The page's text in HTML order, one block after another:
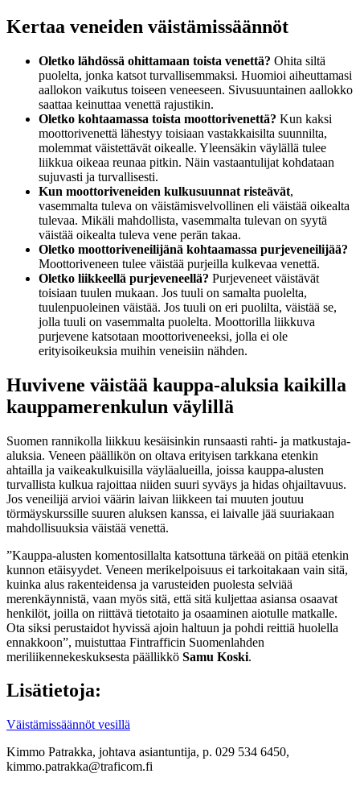
Kertaa veneiden väistämissäännöt
Oletko lähdössä ohittamaan toista venettä? Ohita siltä
puolelta, jonka katsot turvallisemmaksi. Huomioi aiheuttamasi
aallokon vaikutus toiseen veneeseen. Sivusuuntainen aallokko
saattaa keinuttaa venettä rajustikin.
Oletko kohtaamassa toista moottorivenettä? Kun kaksi
moottorivenettä lähestyy toisiaan vastakkaisilta suunnilta,
molemmat väistettävät oikealle. Yleensäkin väylällä tulee
liikkua oikeaa reunaa pitkin. Näin vastaantulijat kohdataan
sujuvasti ja turvallisesti.
Kun moottoriveneiden kulkusuunnat risteävät,
vasemmalta tuleva on väistämisvelvollinen eli väistää oikealta
tulevaa. Mikäli mahdollista, vasemmalta tulevan on syytä
väistää oikealta tuleva vene perän takaa.
Oletko moottoriveneilijänä kohtaamassa purjeveneilijää?
Moottoriveneen tulee väistää purjeilla kulkevaa venettä.
Oletko liikkeellä purjeveneellä? Purjeveneet väistävät
toisiaan tuulen mukaan. Jos tuuli on samalta puolelta,
tuulenpuoleinen väistää. Jos tuuli on eri puolilta, väistää se,
jolla tuuli on vasemmalta puolelta. Moottorilla liikkuva
purjevene katsotaan moottoriveneeksi, jolla ei ole
erityisoikeuksia muihin veneisiin nähden.
Huvivene väistää kauppa-aluksia kaikilla
kauppamerenkulun väylillä
Suomen rannikolla liikkuu kesäisinkin runsaasti rahti- ja matkustaja-
aluksia. Veneen päällikön on oltava erityisen tarkkana etenkin
ahtailla ja vaikeakulkuisilla väyläalueilla, joissa kauppa-alusten
turvallista kulkua rajoittaa niiden suuri syväys ja hidas ohjailtavuus.
Jos veneilijä arvioi väärin laivan liikkeen tai muuten joutuu
törmäyskurssille suuren aluksen kanssa, ei laivalle jää suuriakaan
mahdollisuuksia väistää venettä.
”Kauppa-alusten komentosillalta katsottuna tärkeää on pitää etenkin
kunnon etäisyydet. Veneen merikelpoisuus ei tarkoitakaan vain sitä,
kuinka alus rakenteidensa ja varusteiden puolesta selviää
merenkäynnistä, vaan myös sitä, että sitä kuljettaa asiansa osaavat
henkilöt, joilla on riittävä tietotaito ja osaaminen aiotulle matkalle.
Ota siksi perustaidot hyvissä ajoin haltuun ja pohdi reittiä huolella
ennakkoon”, muistuttaa Fintrafficin Suomenlahden
meriliikennekeskuksesta päällikkö Samu Koski.
Lisätietoja:
Väistämissäännöt vesillä
Kimmo Patrakka, johtava asiantuntija, p. 029 534 6450,
kimmo.patrakka@traficom.fi